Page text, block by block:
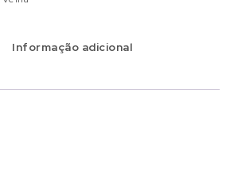
Informação adicional